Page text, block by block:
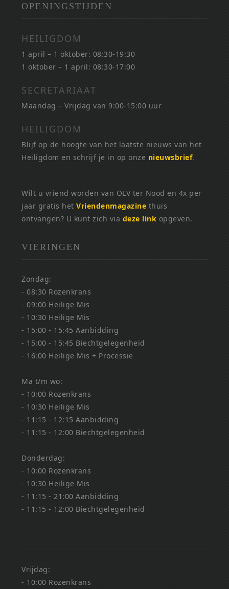
OPENINGSTIJDEN
HEILIGDOM
1 april – 1 oktober: 08:30-19:30
1 oktober – 1 april: 08:30-17:00
SECRETARIAAT
Maandag – Vrijdag van 9:00-15:00 uur
HEILIGDOM
Blijf op de hoogte van het laatste nieuws van het
Heiligdom en schrijf je in op onze nieuwsbrief.
Wilt u vriend worden van OLV ter Nood en 4x per
jaar gratis hetVriendenmagazine thuis
ontvangen? U kunt zich via deze link opgeven.
VIERINGEN
Zondag:
- 08:30 Rozenkrans
- 09:00 Heilige Mis
- 10:30 Heilige Mis
- 15:00 - 15:45 Aanbidding
- 15:00 - 15:45 Biechtgelegenheid
- 16:00 Heilige Mis + Processie
Ma t/m wo:
- 10:00 Rozenkrans
- 10:30 Heilige Mis
- 11:15 - 12:15 Aanbidding
- 11:15 - 12:00 Biechtgelegenheid
Donderdag:
- 10:00 Rozenkrans
- 10:30 Heilige Mis
- 11:15 - 21:00 Aanbidding
- 11:15 - 12:00 Biechtgelegenheid
Vrijdag:
- 10:00 Rozenkrans